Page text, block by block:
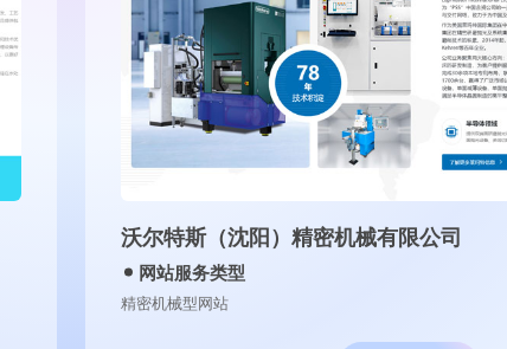
沃尔特斯（沈阳）精密机械有限公司
网站服务类型
精密机械型网站